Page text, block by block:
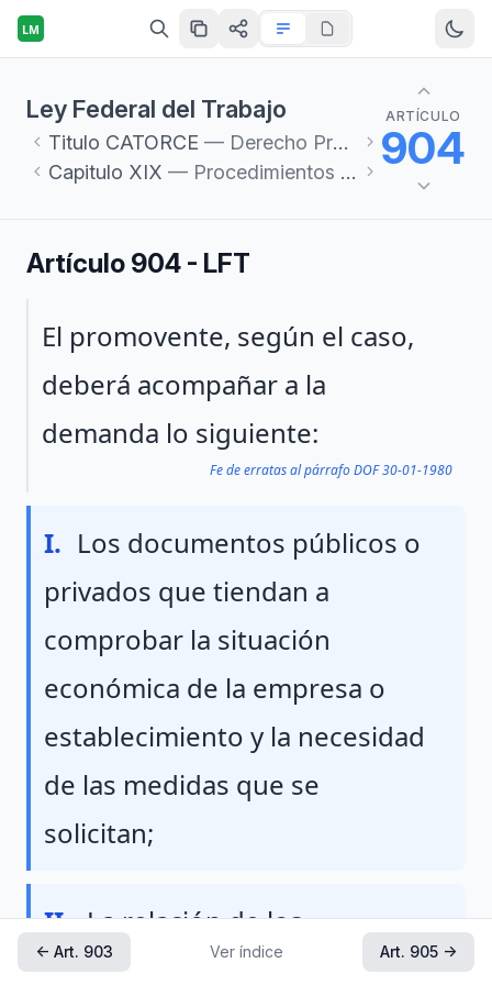
LM
Ley Federal del Trabajo
Titulo CATORCE — Derecho Procesal del Trabajo
Capitulo XIX — Procedimientos de los Conflictos Colectivos de Naturaleza Económica
ARTÍCULO
904
Artículo 904 - LFT
Párrafo 1
El promovente, según el caso,
deberá acompañar a la
demanda lo siguiente:
Fe de erratas al párrafo DOF 30-01-1980
Fraccion I
I. Los documentos públicos o
privados que tiendan a
comprobar la situación
económica de la empresa o
establecimiento y la necesidad
de las medidas que se
solicitan;
Fraccion II
II. La relación de los
trabajadores que prestan sus
← Art. 903 Ver índice Art. 905 →